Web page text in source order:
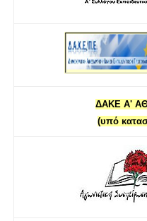
ΔΑΚΕ Α'
(υπό